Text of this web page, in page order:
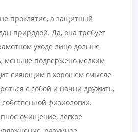
проклятие, а защитный
природой. Да, она требует
уходе лицо дольше
меньше подвержено мелким
сияющим в хорошем смысле
с собой и начни дружить,
физиологии.
очищение, легкое